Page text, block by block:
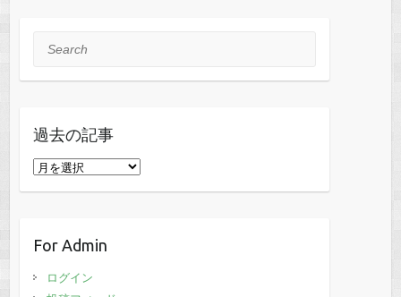
Search
過去の記事
過
事
For Admin
ログイン